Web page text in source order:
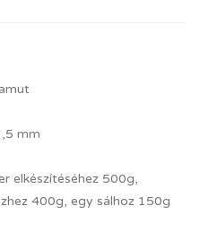
mm
elkészítéséhez 500g,
400g, egy sálhoz 150g